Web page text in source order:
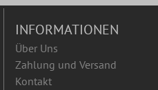
INFORMATIONEN
Über Uns
Zahlung und Versand
Kontakt